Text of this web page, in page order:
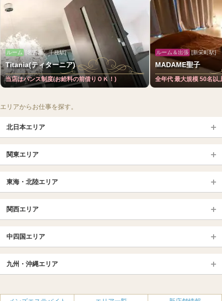
ルーム [名古屋 千種駅]
Titania(ティターニア)
当店はバンス制度(お給料の前借りＯＫ！)
ルーム＆出張[新栄町駅]
MADAME聖子
全年代 最大規模 50名以
エリアからお仕事を探す。
北日本エリア
北海道（札幌・旭川・函館）
青森
岩手 (盛岡・北上)
福島 (いわき・郡山)
山形
長野・松本・上田
群馬（伊勢崎・高崎・前橋）
関東エリア
大宮・浦和・川口
越谷・春日部
千葉TOP
松戸・柏
池袋・大塚
新宿
東海・北陸エリア
愛知（名古屋）
岐阜県
北陸
名古屋TOP
丸の内・久屋・高岳
大須・上前津・鶴舞
関西エリア
京都駅・伏見区
烏丸御池駅
四条烏丸・河原町・祇園四条
三条・京都市役所前
大阪エリア
中四国エリア
広島
岡山
九州・沖縄エリア